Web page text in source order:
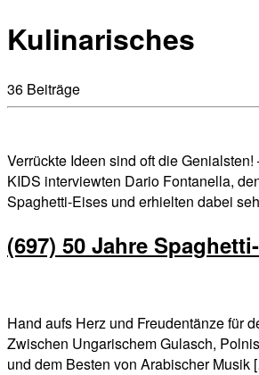
Kulinarisches
36 Beiträge
Verrückte Ideen sind oft die
KIDS interviewten Dario Fontanella,
Spaghetti-Eises und erhielten dabei
(697) 50 Jahre
Hand aufs Herz und Freudentänze für
Zwischen Ungarischem Gulasch,
und dem Besten von Arabischer Musik